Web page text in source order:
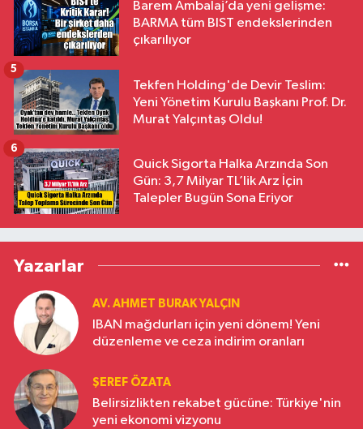
Barem Ambalaj’da yeni gelişme:
BARMA tüm BIST endekslerinden
çıkarılıyor
Tekfen Holding'de Devir Teslim:
Yeni Yönetim Kurulu Başkanı Prof. Dr.
Murat Yalçıntaş Oldu!
5
Quick Sigorta Halka Arzında Son
Gün: 3,7 Milyar TL’lik Arz İçin
Talepler Bugün Sona Eriyor
6
Yazarlar
AV. AHMET BURAK YALÇIN
IBAN mağdurları için yeni dönem! Yeni
düzenleme ve ceza indirim oranları
ŞEREF ÖZATA
Belirsizlikten rekabet gücüne: Türkiye'nin
yeni ekonomi vizyonu